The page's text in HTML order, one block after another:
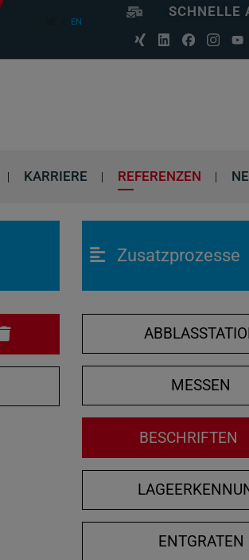
EN
SCHNELLE
KARRIERE REFERENZEN
Zusatzprozesse
MESSEN
BESCHRIFTEN
ENTGRATEN